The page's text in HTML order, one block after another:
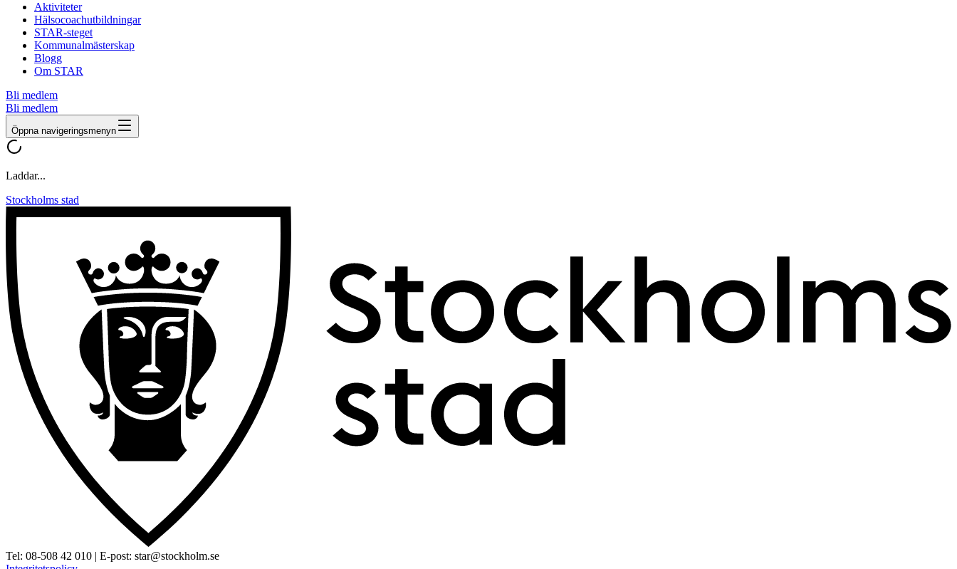
Aktiviteter
Hälsocoachutbildningar
STAR-steget
Kommunalmästerskap
Blogg
Om STAR
Bli medlem
Bli medlem
Öppna navigeringsmenyn
Laddar...
Stockholms stad
Tel: 08-508 42 010 | E-post: star@stockholm.se